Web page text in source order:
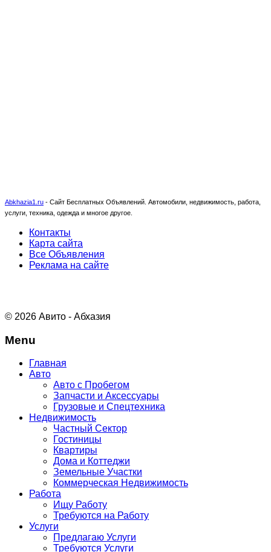
Abkhazia1.ru - Сайт Бесплатных Объявлений. Автомобили, недвижимость, работа,
услуги, техника, одежда и многое другое.
Контакты
Карта сайта
Все Объявления
Реклама на сайте
© 2026 Авито - Абхазия
Menu
Главная
Авто
Авто с Пробегом
Запчасти и Аксессуары
Грузовые и Спецтехника
Недвижимость
Частный Сектор
Гостиницы
Квартиры
Дома и Коттеджи
Земельные Участки
Коммерческая Недвижимость
Работа
Ищу Работу
Требуются на Работу
Услуги
Предлагаю Услуги
Требуются Услуги